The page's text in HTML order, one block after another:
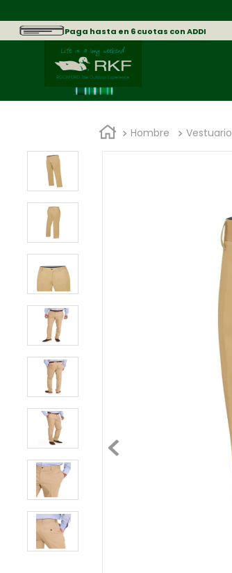
Paga hasta en 6 cuotas con ADDI
Hombre Vestuario